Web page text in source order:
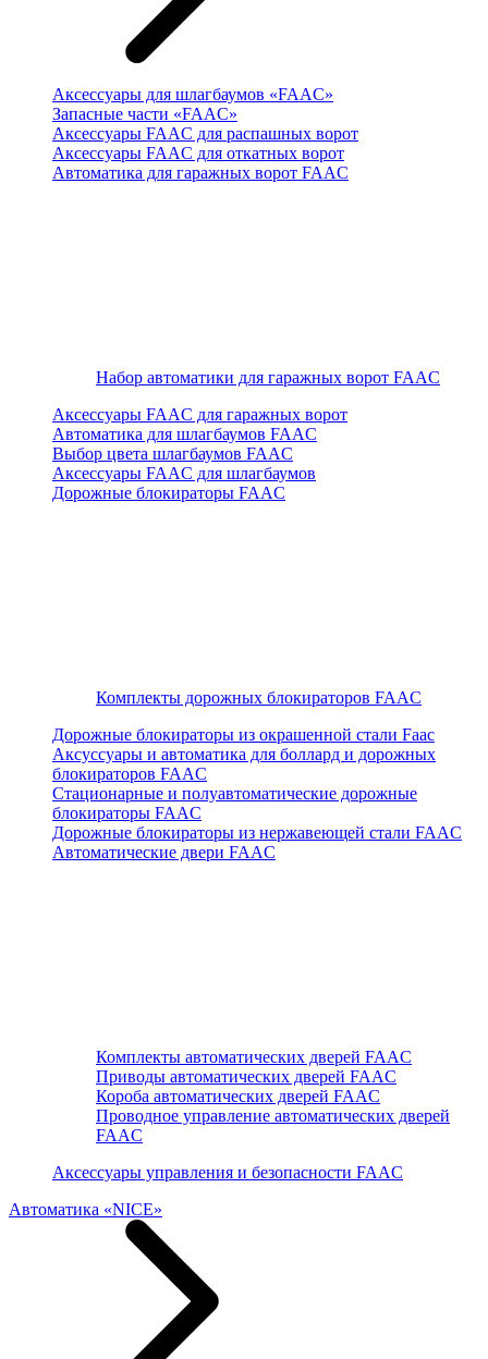
Аксессуары для шлагбаумов «FAAC»
Запасные части «FAAC»
Аксессуары FAAC для распашных ворот
Аксессуары FAAC для откатных ворот
Автоматика для гаражных ворот FAAC
Набор автоматики для гаражных ворот FAAC
Аксессуары FAAC для гаражных ворот
Автоматика для шлагбаумов FAAC
Выбор цвета шлагбаумов FAAC
Аксессуары FAAC для шлагбаумов
Дорожные блокираторы FAAC
Комплекты дорожных блокираторов FAAC
Дорожные блокираторы из окрашенной стали Faac
Аксуссуары и автоматика для боллард и дорожных
блокираторов FAAC
Стационарные и полуавтоматические дорожные
блокираторы FAAC
Дорожные блокираторы из нержавеющей стали FAAC
Автоматические двери FAAC
Комплекты автоматических дверей FAAC
Приводы автоматических дверей FAAC
Короба автоматических дверей FAAC
Проводное управление автоматических дверей
FAAC
Аксессуары управления и безопасности FAAC
Автоматика «NICE»